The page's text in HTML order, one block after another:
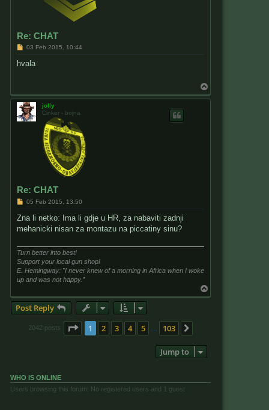
Re: CHAT
P
s
03 Feb 2015, 10:44
hvala
o
jolly
Cinker - bojna
Re: CHAT
P
s
t
05 Feb 2015, 13:50
Zna li netko: Ima li gdje u HR, za nabaviti zadnji
mehanicki nisan za montazu na piccatiny sinu?
Turn better into best!
Support your local gun shop!
E. Hemingway: "I never knew of a morning in Africa when I woke
up and was not happy.”
o
Post Reply
2042 posts Page 1of 103
1 2 3 4 5 … 103
Jump to
WHO IS ONLINE
Users browsing this forum: No registered users and 1 guest